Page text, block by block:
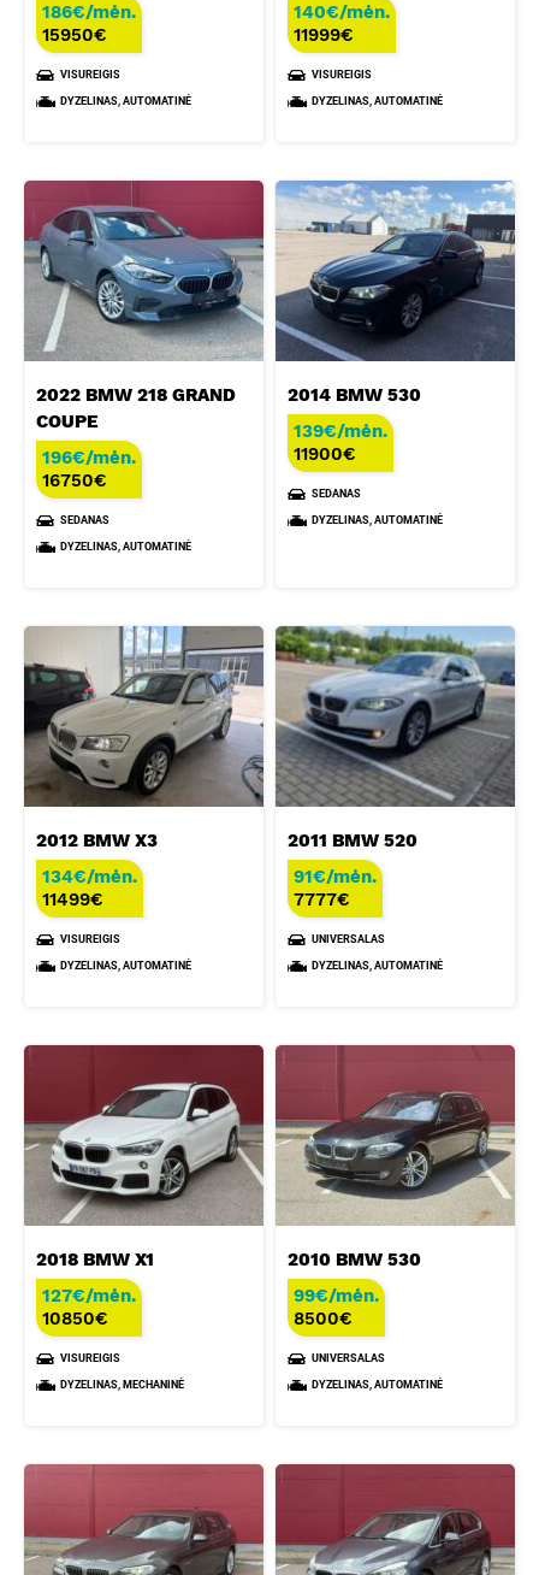
186€/mėn.
15950€
VISUREIGIS
DYZELINAS, AUTOMATINĖ
140€/mėn.
11999€
VISUREIGIS
DYZELINAS, AUTOMATINĖ
2022 BMW 218 GRAND
COUPE
196€/mėn.
16750€
SEDANAS
DYZELINAS, AUTOMATINĖ
2014 BMW 530
139€/mėn.
11900€
SEDANAS
DYZELINAS, AUTOMATINĖ
2012 BMW X3
134€/mėn.
11499€
VISUREIGIS
DYZELINAS, AUTOMATINĖ
2011 BMW 520
91€/mėn.
7777€
UNIVERSALAS
DYZELINAS, AUTOMATINĖ
2018 BMW X1
127€/mėn.
10850€
VISUREIGIS
DYZELINAS, MECHANINĖ
2010 BMW 530
99€/mėn.
8500€
UNIVERSALAS
DYZELINAS, AUTOMATINĖ